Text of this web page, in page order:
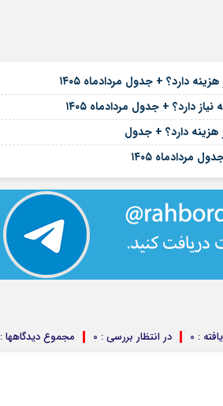
هزینه دارد؟ + جدول
۱۴۰۵
مجموع دیدگاهها : 0 در انتظار بررسی : 0 : 0